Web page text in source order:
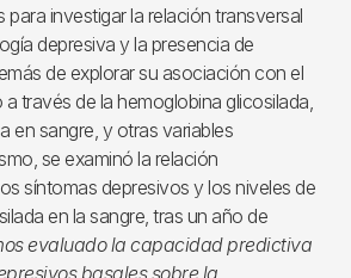
para investigar la relación transversal
depresiva y la presencia de
de explorar su asociación con el
través de la hemoglobina glicosilada,
en sangre, y otras variables
se examinó la relación
síntomas depresivos y los niveles de
en la sangre, tras un año de
evaluado la capacidad predictiva
basales sobre la